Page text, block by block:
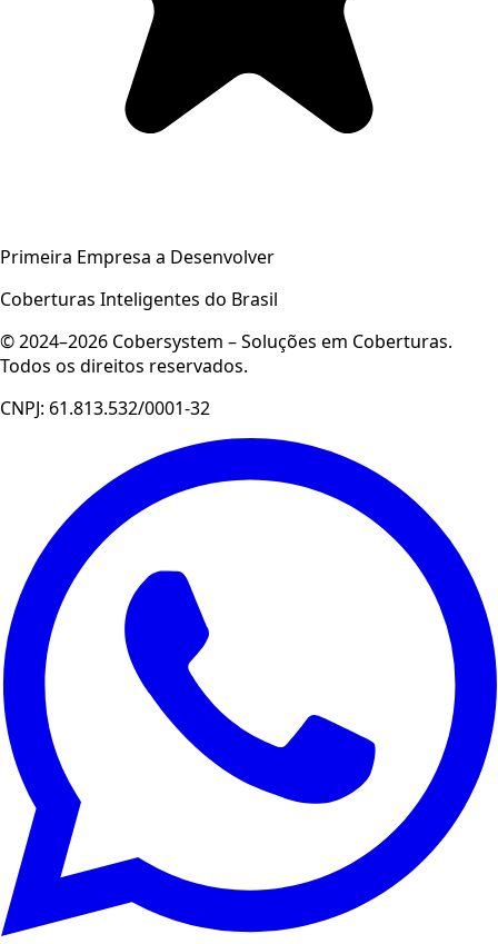
Primeira Empresa a Desenvolver
Coberturas Inteligentes do Brasil
© 2024–2026 Cobersystem – Soluções em Coberturas.
Todos os direitos reservados.
CNPJ: 61.813.532/0001-32